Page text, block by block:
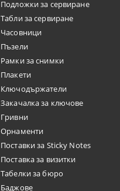
Подложки за сервиране
Табли за сервиране
Часовници
Пъзели
Рамки за снимки
Плакети
Ключодържатели
Закачалка за ключове
Гривни
Орнаменти
Поставки за Sticky Notes
Поставка за визитки
Tабелки за бюро
Баджове